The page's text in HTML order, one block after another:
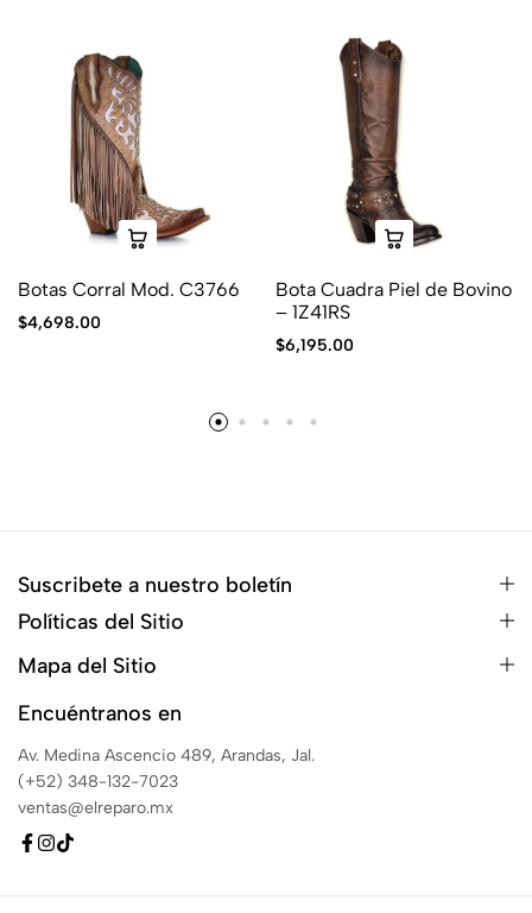
Botas Corral Mod. C3766
$4,698.00
Bota Cuadra Piel de Bovino
– 1Z41RS
$6,195.00
Suscribete a nuestro boletín
Políticas del Sitio
Mapa del Sitio
Encuéntranos en
Av. Medina Ascencio 489, Arandas, Jal.
(+52) 348-132-7023
ventas@elreparo.mx